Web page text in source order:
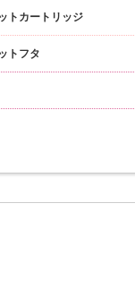
トカートリッジ
トフタ